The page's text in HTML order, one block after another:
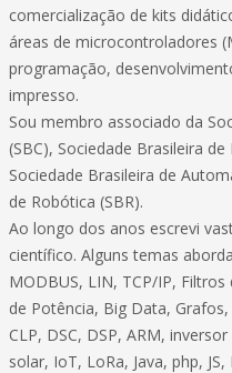
comercialização de kits
áreas de microcontroladores
programação,
impresso.
Sou membro associado da
(SBC), Sociedade Brasileira
Sociedade Brasileira de
de Robótica (SBR).
Ao longo dos anos escrevi
científico. Alguns temas
MODBUS, LIN, TCP/IP,
de Potência, Big Data, Grafos,
CLP, DSC, DSP, ARM,
solar, IoT, LoRa, Java, php,